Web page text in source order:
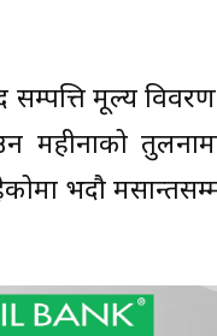
मूल्य
महीनाको
भदौ